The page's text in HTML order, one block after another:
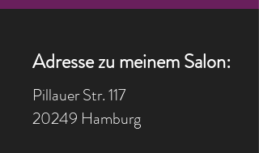
Adresse zu meinem Salon:
Pillauer Str. 117
20249 Hamburg